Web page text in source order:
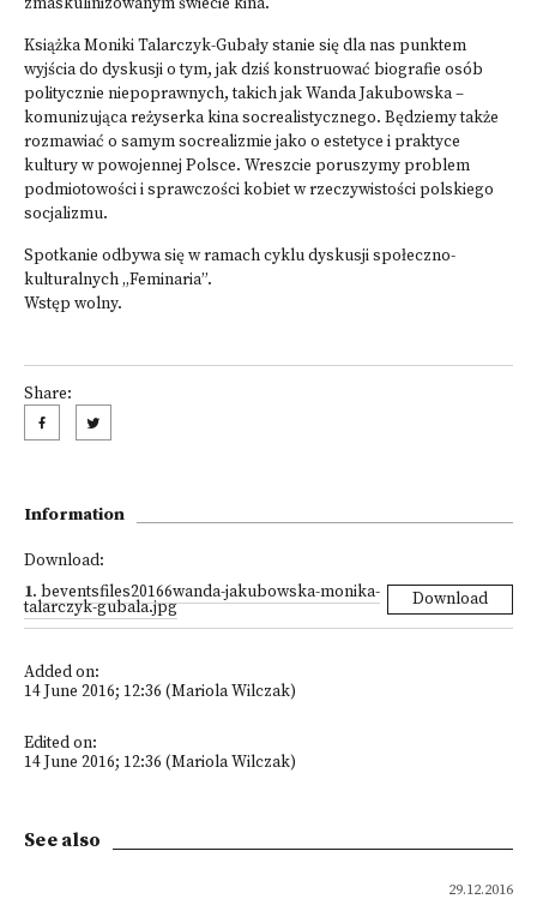
zmaskulinizowanym świecie kina.
Książka Moniki Talarczyk-Gubały stanie się dla nas punktem
wyjścia do dyskusji o tym, jak dziś konstruować biografie osób
politycznie niepoprawnych, takich jak Wanda Jakubowska –
komunizująca reżyserka kina socrealistycznego. Będziemy także
rozmawiać o samym socrealizmie jako o estetyce i praktyce
kultury w powojennej Polsce. Wreszcie poruszymy problem
podmiotowości i sprawczości kobiet w rzeczywistości polskiego
socjalizmu.
Spotkanie odbywa się w ramach cyklu dyskusji społeczno-
kulturalnych „Feminaria”.
Wstęp wolny.
Share:
Information
Download:
1. beventsfiles20166wanda-jakubowska-monika-
talarczyk-gubala.jpg Download
Added on:
14 June 2016; 12:36 (Mariola Wilczak)
Edited on:
14 June 2016; 12:36 (Mariola Wilczak)
See also
29.12.2016